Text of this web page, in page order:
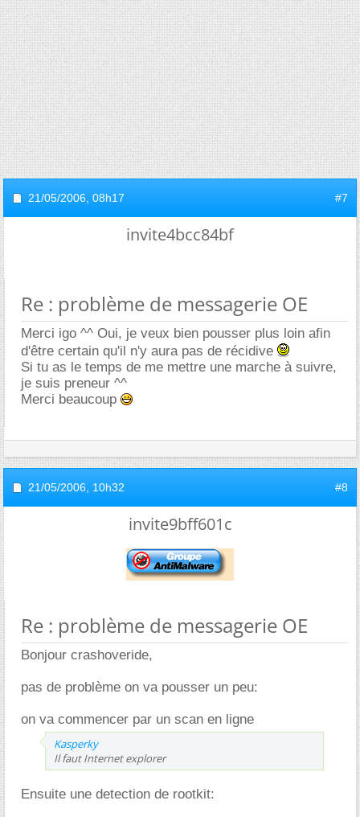
21/05/2006, 08h17 #7
invite4bcc84bf
Re : problème de messagerie OE
Merci igo ^^ Oui, je veux bien pousser plus loin afin
d'être certain qu'il n'y aura pas de récidive
Si tu as le temps de me mettre une marche à suivre,
je suis preneur ^^
Merci beaucoup
21/05/2006, 10h32 #8
invite9bff601c
Re : problème de messagerie OE
Bonjour crashoveride,
pas de problème on va pousser un peu:
on va commencer par un scan en ligne
Kasperky
Il faut Internet explorer
Ensuite une detection de rootkit: